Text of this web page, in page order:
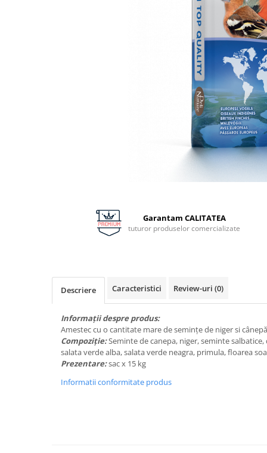
Facebook
Garantam CALITATEA
tuturor produselor comercializate
Descriere Caracteristici Review-uri (0)
Informații despre produs:
Amestec cu o cantitate mare de semințe de niger si
Compoziţie:Seminte de canepa, niger, seminte
salata verde alba, salata verde neagra, primula, floarea
Prezentare:sac x 15 kg
Informatii conformitate produs